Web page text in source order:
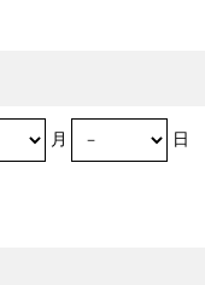
月 日